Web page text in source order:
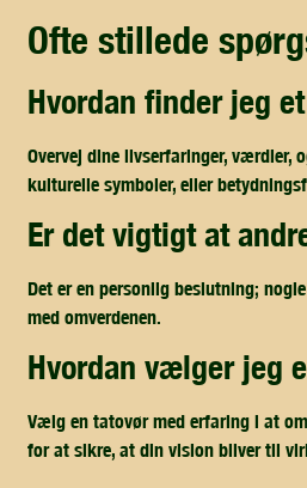
ofte stillede
hvordan finder jeg
Overvej dine livserfaringer, værdier,
kulturelle symboler, eller
er det vigtigt at
Det er en personlig beslutning;
med omverdenen.
hvordan vælger jeg
Vælg en tatovør med erfaring i at
for at sikre, at din vision bliver til